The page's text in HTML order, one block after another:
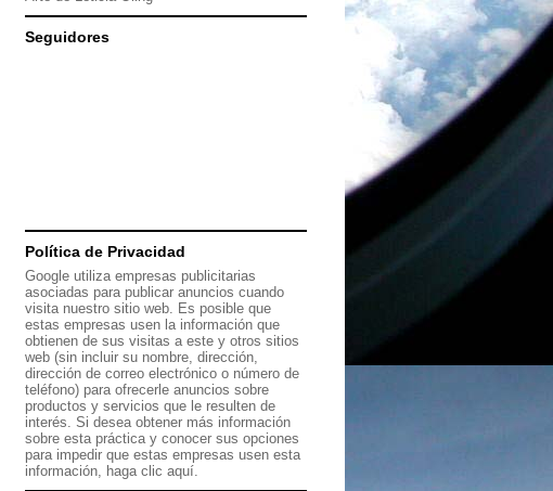
Seguidores
Política de Privacidad
Google utiliza empresas publicitarias
asociadas para publicar anuncios cuando
visita nuestro sitio web. Es posible que
estas empresas usen la información que
obtienen de sus visitas a este y otros sitios
web (sin incluir su nombre, dirección,
dirección de correo electrónico o número de
teléfono) para ofrecerle anuncios sobre
productos y servicios que le resulten de
interés. Si desea obtener más información
sobre esta práctica y conocer sus opciones
para impedir que estas empresas usen esta
información, haga clic aquí.